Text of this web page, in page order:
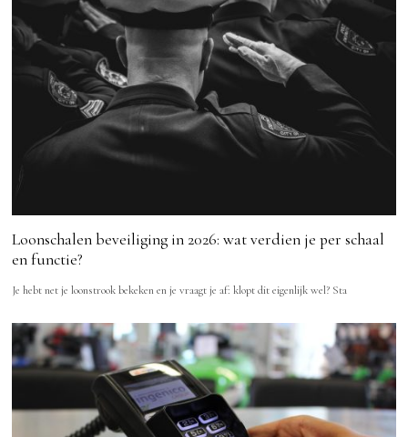
Loonschalen beveiliging in 2026: wat verdien je per schaal
en functie?
Je hebt net je loonstrook bekeken en je vraagt je af: klopt dit eigenlijk wel? Sta